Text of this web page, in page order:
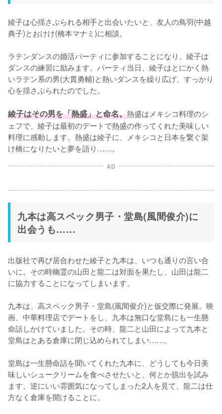
綾子は心揺さぶられる相手と出会いたいと、友人の鳥羽(中越
典子)とおけけ(橋本マナミ)に相談。
ラテンダンスの婚活パーティに参加することになり、綾子は
ダンスの練習に励みます。パーティ当日、綾子はとにかく熱
いラテン系の男(大貫勇輔)と熱いダンスを繰り広げ、すっかり
心を揺さぶられたのでした。
綾子はその男を「熱盛」と命名。熱盛はメキシコ料理のシ
ェフで、綾子は最初のデートで熱盛の作ってくれた美味しい
料理に感動します。熱盛は綾子に、メキシコと日本を繋ぐ架
け橋になりたいと夢を語り……。
AD
九本は高スペック男子・堂島(風間俊介)に
出会うも……
出版社で再び居合わせた綾子と九本は、いつも通りの言い合
いに。その時幽霊の山田と龍二は対面を果たし、山田は龍二
に協力することになってしまいます。
九本は、高スペック男子・堂島(風間俊介)と仮交際に発展。映
画、中華料理店でデートをし、九本は無口な堂島にも一生懸
命話しかけていました。その時、龍二と山田によって九本と
堂島はとある倉庫に閉じ込められてしまい……。
堂島は一生懸命話を聞いてくれた九本に、どうしても今日美
味しいシュークリームを食べさせたいと、何とか脱出を試み
ます。逆にいい雰囲気になってしまった2人を見て、龍二は仕
方なく倉庫を開けることに。